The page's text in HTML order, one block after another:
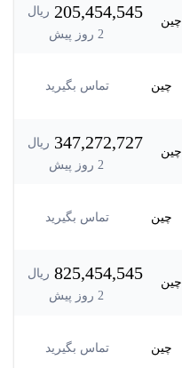
چین 205,454,545 ریال
2 روز پیش
چین تماس بگیرید
چین 347,272,727 ریال
2 روز پیش
چین تماس بگیرید
چین 825,454,545 ریال
2 روز پیش
چین تماس بگیرید